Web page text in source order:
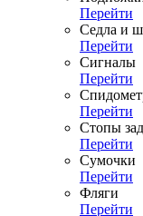
Перейти
Седла и
Перейти
Сигналы
Перейти
Перейти
Стопы
Перейти
Сумочки
Перейти
Фляги
Перейти